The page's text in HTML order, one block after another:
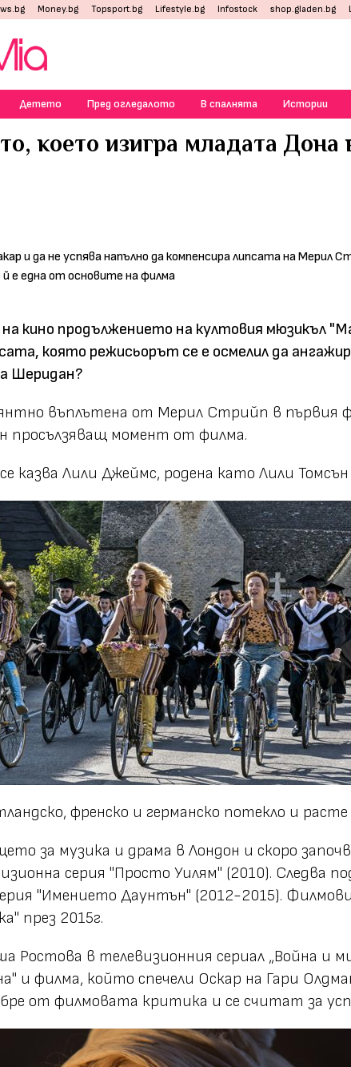
Money.bg Topsport.bg Lifestyle.bg Infostock shop.gladen.bg
Детето Пред огледалото В спалнята Истории
което изигра младата Дона
на кино продължението на култовия мюзикъл
която режисьорът се е осмелил да
Шеридан?
въплътена от Мерил Стрийп в първия
просълзяващ момент от филма.
казва Лили Джеймс, родена като Лили Томсън
френско и германско потекло и
за музика и драма в Лондон и скоро
серия "Просто Уилям" (2010). Следва
"Имението Даунтън" (2012-2015).
през 2015г.
Ростова в телевизионния сериал „Война и
и филма, който спечели Оскар на Гари
от филмовата критика и се считат за